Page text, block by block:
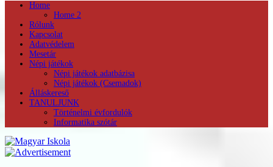
Home
Home 2
Rólunk
Kapcsolat
Adatvédelem
Mesetár
Népi játékok
Népi játékok adatbázisa
Népi játékok (Csemadok)
Álláskereső
TANULJUNK
Történelmi évfordulók
Informatika szótár